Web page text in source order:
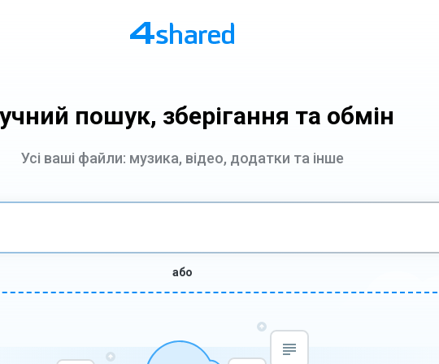
пошук, зберігання та обмін
Усі ваші файли: музика, відео, додатки та інше
або